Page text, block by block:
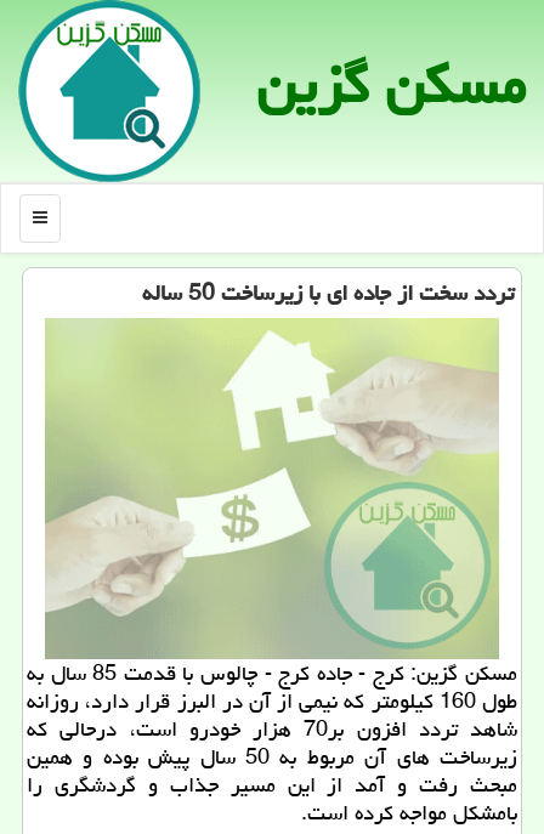
مسكن گزین
منو
تردد سخت از جاده ای با زیرساخت 50 ساله
مسكن گزین: كرج - جاده كرج - چالوس با قدمت 85 سال به
طول 160 كیلومتر كه نیمی از آن در البرز قرار دارد، روزانه
شاهد تردد افزون بر70 هزار خودرو است، درحالی كه
زیرساخت های آن مربوط به 50 سال پیش بوده و همین
مبحث رفت و آمد از این مسیر جذاب و گردشگری را
بامشكل مواجه كرده است.